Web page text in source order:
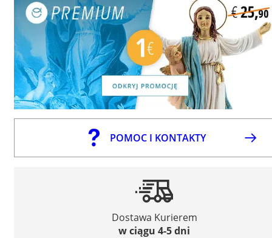
POMOC I KONTAKTY
Dostawa Kurierem
w ciągu 4-5 dni